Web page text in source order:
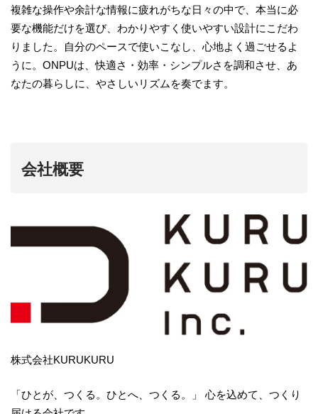
複雑な操作や余計な情報に疲れがちな日々の中で、本当に必
要な機能だけを選び、わかりやすく使いやすい設計にこだわ
りました。自分のペースで使いこなし、心地よく過ごせるよ
うに。ONPUは、快適さ・効率・シンプルさを調和させ、あ
なたの暮らしに、やさしいリズムを奏でます。
会社概要
株式会社KURUKURU
「ひとが、つくる。ひとへ、つくる。」 心を込めて、つくり